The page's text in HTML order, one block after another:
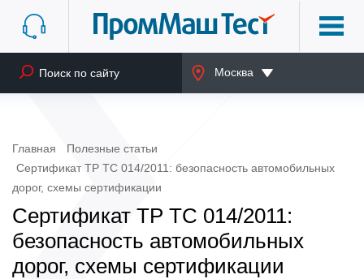
Москва
Главная
Полезные статьи
Сертификат ТР ТС 014/2011: безопасность автомобильных
дорог, схемы сертификации
Сертификат ТР ТС 014/2011:
безопасность автомобильных
дорог, схемы сертификации